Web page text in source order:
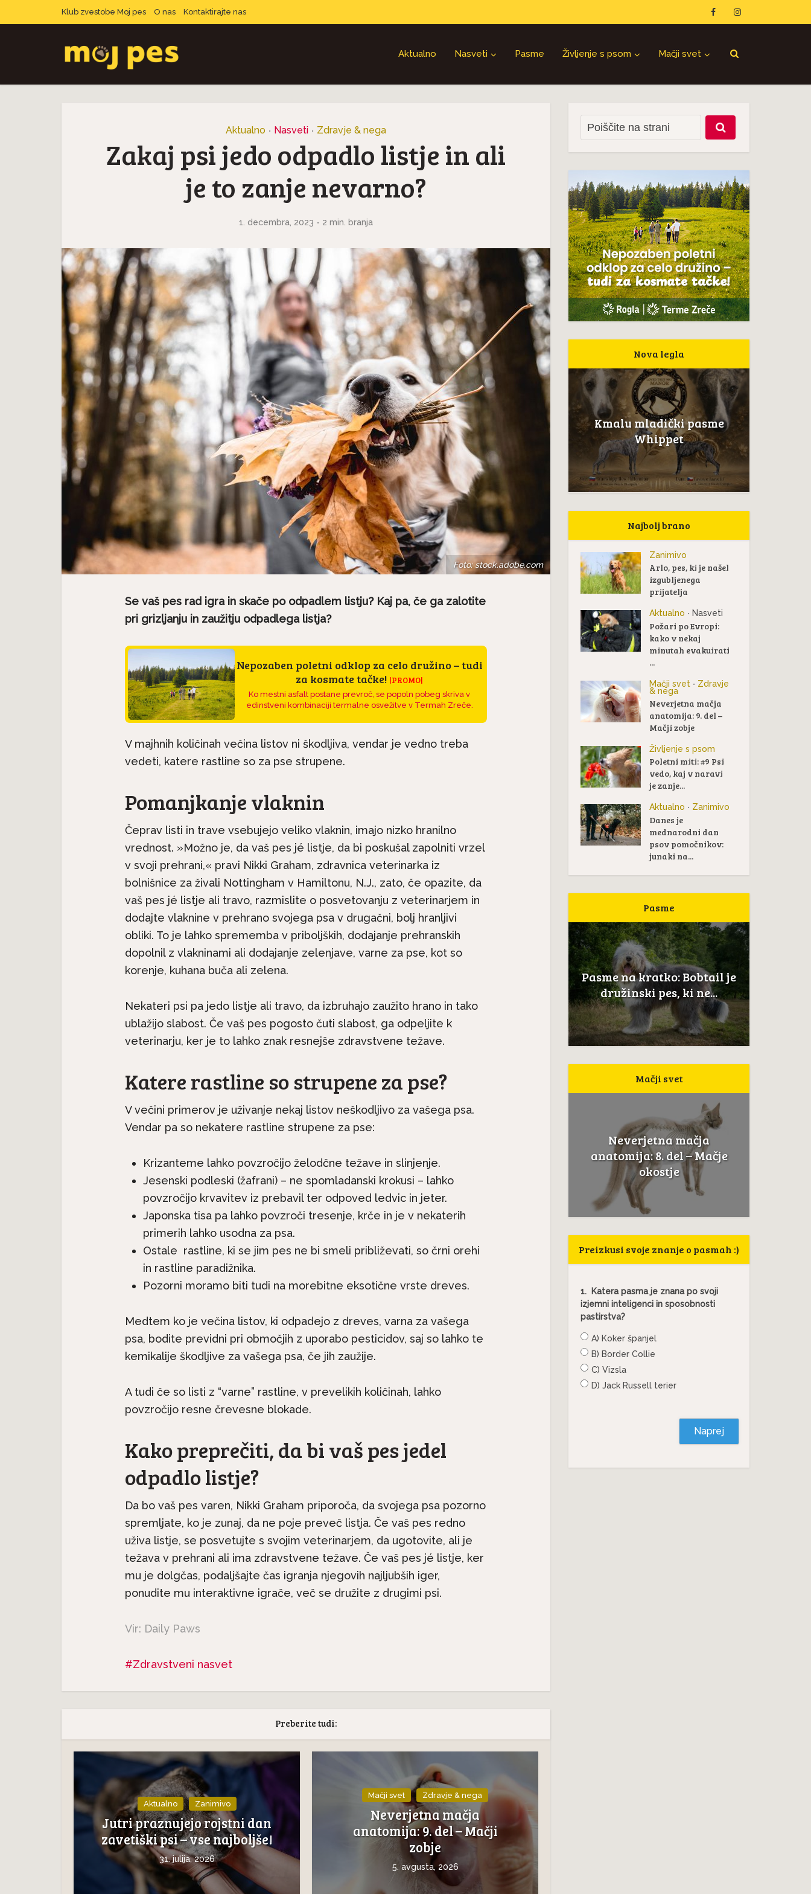
Klub zvestobe Moj pes O nas Kontaktirajte nas
Aktualno Nasveti Pasme Življenje s psom Mačji svet
Aktualno • Nasveti • Zdravje & nega
Zakaj psi jedo odpadlo listje in ali
je to zanje nevarno?
1. decembra, 2023 2 min. branja
Foto: stock.adobe.com
Se vaš pes rad igra in skače po odpadlem listju? Kaj pa, če ga zalotite
pri grizljanju in zaužitju odpadlega listja?
Nepozaben poletni odklop za celo družino – tudi
za kosmate tačke! |PROMO|
Ko mestni asfalt postane prevroč, se popoln pobeg skriva v
edinstveni kombinaciji termalne osvežitve v Termah Zreče.
V majhnih količinah večina listov ni škodljiva, vendar je vedno treba
vedeti, katere rastline so za pse strupene.
Pomanjkanje vlaknin
Čeprav listi in trave vsebujejo veliko vlaknin, imajo nizko hranilno
vrednost. »Možno je, da vaš pes jé listje, da bi poskušal zapolniti vrzel
v svoji prehrani,« pravi Nikki Graham, zdravnica veterinarka iz
bolnišnice za živali Nottingham v Hamiltonu, N.J., zato, če opazite, da
vaš pes jé listje ali travo, razmislite o posvetovanju z veterinarjem in
dodajte vlaknine v prehrano svojega psa v drugačni, bolj hranljivi
obliki. To je lahko sprememba v priboljških, dodajanje prehranskih
dopolnil z vlakninami ali dodajanje zelenjave, varne za pse, kot so
korenje, kuhana buča ali zelena.
Nekateri psi pa jedo listje ali travo, da izbruhajo zaužito hrano in tako
ublažijo slabost. Če vaš pes pogosto čuti slabost, ga odpeljite k
veterinarju, ker je to lahko znak resnejše zdravstvene težave.
Katere rastline so strupene za pse?
V večini primerov je uživanje nekaj listov neškodljivo za vašega psa.
Vendar pa so nekatere rastline strupene za pse:
Krizanteme lahko povzročijo želodčne težave in slinjenje.
Jesenski podleski (žafrani) – ne spomladanski krokusi – lahko
povzročijo krvavitev iz prebavil ter odpoved ledvic in jeter.
Japonska tisa pa lahko povzroči tresenje, krče in je v nekaterih
primerih lahko usodna za psa.
Ostale rastline, ki se jim pes ne bi smeli približevati, so črni orehi
in rastline paradižnika.
Pozorni moramo biti tudi na morebitne eksotične vrste dreves.
Medtem ko je večina listov, ki odpadejo z dreves, varna za vašega
psa, bodite previdni pri območjih z uporabo pesticidov, saj so lahko te
kemikalije škodljive za vašega psa, če jih zaužije.
A tudi če so listi z “varne” rastline, v prevelikih količinah, lahko
povzročijo resne črevesne blokade.
Kako preprečiti, da bi vaš pes jedel
odpadlo listje?
Da bo vaš pes varen, Nikki Graham priporoča, da svojega psa pozorno
spremljate, ko je zunaj, da ne poje preveč listja. Če vaš pes redno
uživa listje, se posvetujte s svojim veterinarjem, da ugotovite, ali je
težava v prehrani ali ima zdravstvene težave. Če vaš pes jé listje, ker
mu je dolgčas, podaljšajte čas igranja njegovih najljubših iger,
ponudite mu interaktivne igrače, več se družite z drugimi psi.
Vir: Daily Paws
Zdravstveni nasvet
Preberite tudi:
Aktualno Zanimivo
Jutri praznujejo rojstni dan
zavetiški psi – vse najboljše!
31. julija, 2026
Mačji svet Zdravje & nega
Neverjetna mačja
anatomija: 9. del – Mačji
zobje
5. avgusta, 2026
Nova legla
Kmalu mladički pasme
Whippet
Najbolj brano
Zanimivo
Arlo, pes, ki je našel
izgubljenega
prijatelja
Aktualno • Nasveti
Požari po Evropi:
kako v nekaj
minutah evakuirati
...
Mačji svet • Zdravje
& nega
Neverjetna mačja
anatomija: 9. del –
Mačji zobje
Življenje s psom
Poletni miti: #9 Psi
vedo, kaj v naravi
je zanje...
Aktualno • Zanimivo
Danes je
mednarodni dan
psov pomočnikov:
junaki na...
Pasme
Pasme na kratko: Irski
ne...
Pasme na kratko: Bobtail je
družinski pes, ki ne...
Pasme na kratko:
Novoškotski
Mačji svet
7. del – Mačji rep
anatomija: 9. del – Mačji
zobje
popolne subvencije za...
Neverjetna mačja
anatomija: 8. del – Mačje
okostje
Če mačka sope
Preizkusi svoje znanje o pasmah :)
1.
Katera pasma je znana po svoji
izjemni inteligenci in sposobnosti
pastirstva?
A) Koker španjel
B) Border Collie
C) Vizsla
D) Jack Russell terier
Naprej